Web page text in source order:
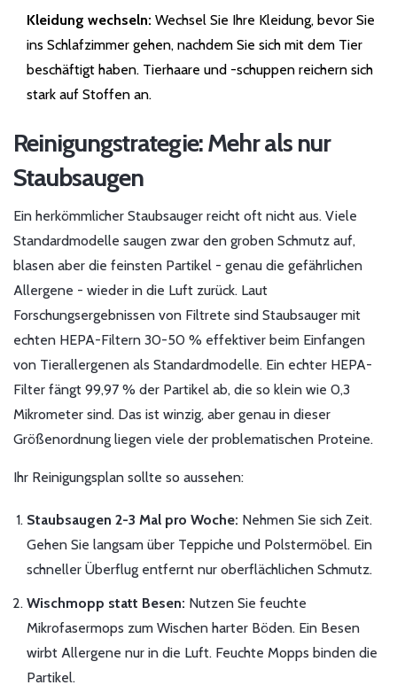
Kleidung wechseln: Wechsel Sie Ihre Kleidung, bevor Sie
ins Schlafzimmer gehen, nachdem Sie sich mit dem Tier
beschäftigt haben. Tierhaare und -schuppen reichern sich
stark auf Stoffen an.
Reinigungstrategie: Mehr als nur
Staubsaugen
Ein herkömmlicher Staubsauger reicht oft nicht aus. Viele
Standardmodelle saugen zwar den groben Schmutz auf,
blasen aber die feinsten Partikel - genau die gefährlichen
Allergene - wieder in die Luft zurück. Laut
Forschungsergebnissen von Filtrete sind Staubsauger mit
echten HEPA-Filtern 30-50 % effektiver beim Einfangen
von Tierallergenen als Standardmodelle. Ein echter HEPA-
Filter fängt 99,97 % der Partikel ab, die so klein wie 0,3
Mikrometer sind. Das ist winzig, aber genau in dieser
Größenordnung liegen viele der problematischen Proteine.
Ihr Reinigungsplan sollte so aussehen:
Staubsaugen 2-3 Mal pro Woche: Nehmen Sie sich Zeit.
Gehen Sie langsam über Teppiche und Polstermöbel. Ein
schneller Überflug entfernt nur oberflächlichen Schmutz.
Wischmopp statt Besen: Nutzen Sie feuchte
Mikrofasermops zum Wischen harter Böden. Ein Besen
wirbt Allergene nur in die Luft. Feuchte Mopps binden die
Partikel.